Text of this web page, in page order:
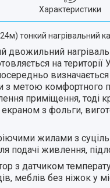
Характеристики
тонкий нагрівальний
двожильний
на
з метою
приміщення,
з фольги,
жилами з
живлення,
з датчиком
меблів без ніжок у